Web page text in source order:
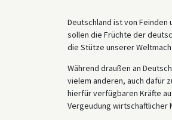
Deutschland ist von
sollen die Früchte der
die Stütze unserer
Während draußen an
vielem anderen, auch dafür
hierfür verfügbaren Kräfte
Vergeudung wirtschaftlicher